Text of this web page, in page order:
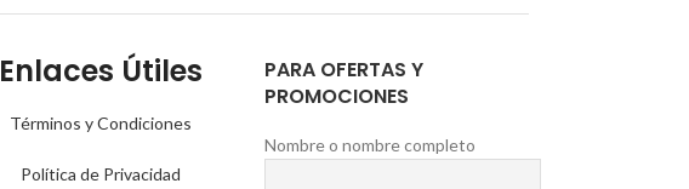
Enlaces Útiles
Términos y Condiciones
Política de Privacidad
PARA OFERTAS Y
PROMOCIONES
Nombre o nombre completo